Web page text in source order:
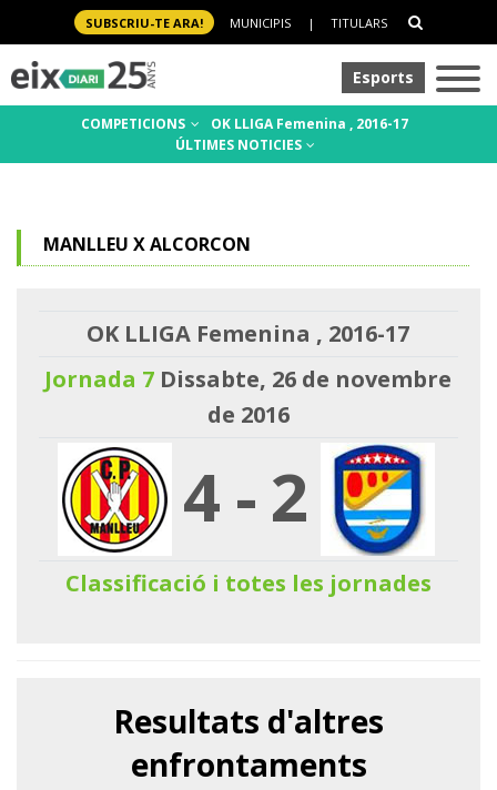
SUBSCRIU-TE ARA! MUNICIPIS | TITULARS
Esports
COMPETICIONS
OK LLIGA Femenina , 2016-17
ÚLTIMES NOTICIES
MANLLEU X ALCORCON
OK LLIGA Femenina , 2016-17
Jornada 7 Dissabte, 26 de novembre
de 2016
4-2
Classificació i totes les jornades
Resultats d'altres
enfrontaments